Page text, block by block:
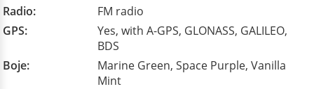
Radio:
FM radio
GPS:
Yes, with A-GPS, GLONASS, GALILEO,
BDS
Boje:
Marine Green, Space Purple, Vanilla
Mint